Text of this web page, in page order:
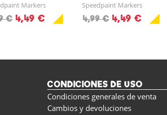
Markers
€ 4,49 €
Speedpaint Markers
4,99 € 4,49 €
CONDICIONES DE USO
Condiciones generales de venta
Cambios y devoluciones